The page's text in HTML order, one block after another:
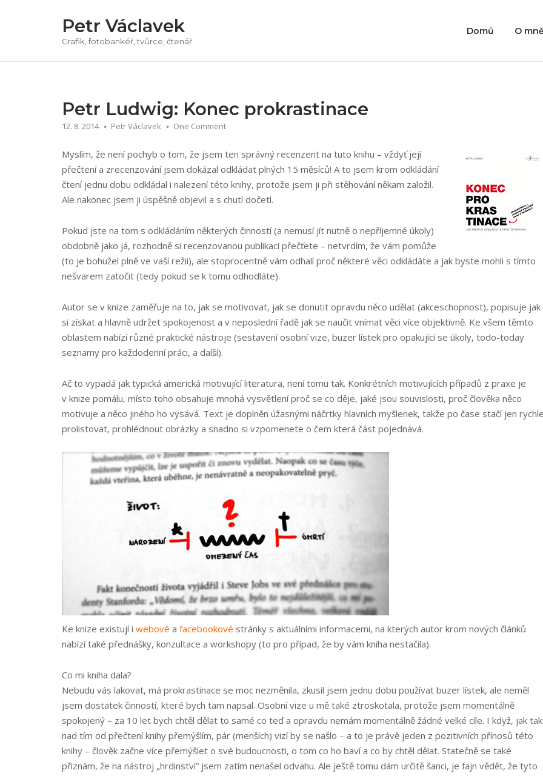
Petr Václavek
Grafik, fotobankéř, tvůrce, čtenář
Domů O
Petr Ludwig: Konec prokrastinace
12. 8. 2014 Petr Václavek One Comment
Myslím, že není pochyb o tom, že jsem ten správný recenzent na tuto knihu – vždyť její
přečtení a zrecenzování jsem dokázal odkládat plných 15 měsíců! A to jsem krom odkládání
čtení jednu dobu odkládal i nalezení této knihy, protože jsem ji při stěhování někam založil.
Ale nakonec jsem ji úspěšně objevil a s chutí dočetl.
Pokud jste na tom s odkládáním některých činností (a nemusí jít nutně o nepříjemné úkoly)
obdobně jako já, rozhodně si recenzovanou publikaci přečťete – netvrdím, že vám pomůže
(to je bohužel plně ve vaší režii), ale stoprocentně vám odhalí proč některé věci odkládáte a jak byste mohli s tímto
nešvarem zatočit (tedy pokud se k tomu odhodláte).
Autor se v knize zaměřuje na to, jak se motivovat, jak se donutit opravdu něco udělat (akceschopnost), popisuje jak
si získat a hlavně udržet spokojenost a v neposlední řadě jak se naučit vnímat věci více objektivně. Ke všem těmto
oblastem nabízí různé praktické nástroje (sestavení osobní vize, buzer lístek pro opakující se úkoly, todo-today
seznamy pro každodenní práci, a další).
Ač to vypadá jak typická americká motivující literatura, není tomu tak. Konkrétních motivujících případů z praxe je
v knize pomálu, místo toho obsahuje mnohá vysvětlení proč se co děje, jaké jsou souvislosti, proč člověka něco
motivuje a něco jiného ho vysává. Text je doplněn úžasnými náčrtky hlavních myšlenek, takže po čase stačí jen
prolistovat, prohlédnout obrázky a snadno si vzpomenete o čem která část pojednává.
Ke knize existují i webové a facebookové stránky s aktuálními informacemi, na kterých autor krom nových článků
nabízí také přednášky, konzultace a workshopy (to pro případ, že by vám kniha nestačila).
Co mi kniha dala?
Nebudu vás lakovat, má prokrastinace se moc nezměnila, zkusil jsem jednu dobu používat buzer lístek, ale neměl
jsem dostatek činností, které bych tam napsal. Osobní vize u mě také ztroskotala, protože jsem momentálně
spokojený – za 10 let bych chtěl dělat to samé co teď a opravdu nemám momentálně žádné velké cíle. I když, jak tak
nad tím od přečtení knihy přemýšlím, pár (menších) vizí by se našlo – a to je právě jeden z pozitivních přínosů této
knihy – člověk začne více přemýšlet o své budoucnosti, o tom co ho baví a co by chtěl dělat. Statečně se také
přiznám, že na nástroj „hrdinství“ jsem zatím nenašel odvahu. Ale ještě tomu dám určitě šanci, je fajn vědět, že tyto